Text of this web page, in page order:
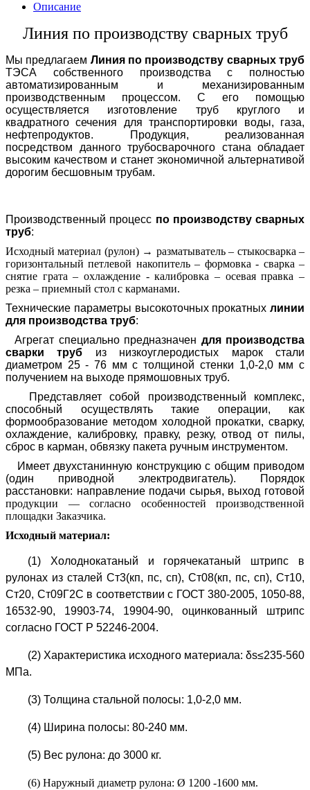
Описание
Линия по производству сварных труб
Мы предлагаем Линия по производству сварных труб
ТЭСА собственного производства с полностью
автоматизированным и механизированным
производственным процессом. С его помощью
осуществляется изготовление труб круглого и
квадратного сечения для транспортировки воды, газа,
нефтепродуктов. Продукция, реализованная
посредством данного трубосварочного стана обладает
высоким качеством и станет экономичной альтернативой
дорогим бесшовным трубам.
Производственный процесс по производству сварных
труб:
Исходный материал (рулон) → разматыватель – стыкосварка –
горизонтальный петлевой накопитель – формовка - сварка –
снятие грата – охлаждение - калибровка – осевая правка –
резка – приемный стол с карманами.
Технические параметры высокоточных прокатных линии
для производства труб:
Агрегат специально предназначен для производства
сварки труб из низкоуглеродистых марок стали
диаметром 25 - 76 мм с толщиной стенки 1,0-2,0 мм с
получением на выходе прямошовных труб.
Представляет собой производственный комплекс,
способный осуществлять такие операции, как
формообразование методом холодной прокатки, сварку,
охлаждение, калибровку, правку, резку, отвод от пилы,
сброс в карман, обвязку пакета ручным инструментом.
Имеет двухстанинную конструкцию с общим приводом
(один приводной электродвигатель). Порядок
расстановки: направление подачи сырья, выход готовой
продукции –– согласно особенностей производственной
площадки Заказчика.
Исходный материал:
(1) Холоднокатаный и горячекатаный штрипс в
рулонах из сталей Ст3(кп, пс, сп), Ст08(кп, пс, сп), Ст10,
Ст20, Ст09Г2С в соответствии с ГОСТ 380-2005, 1050-88,
16532-90, 19903-74, 19904-90, оцинкованный штрипс
согласно ГОСТ Р 52246-2004.
(2) Характеристика исходного материала: δs≤235-560
МПа.
(3) Толщина стальной полосы: 1,0-2,0 мм.
(4) Ширина полосы: 80-240 мм.
(5) Вес рулона: до 3000 кг.
(6) Наружный диаметр рулона: Ø 1200 -1600 мм.